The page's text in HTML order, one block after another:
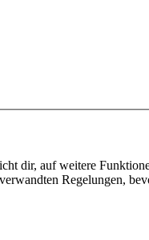
dir, auf weitere
Regelungen,